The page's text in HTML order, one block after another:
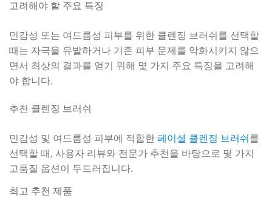
고려해야 할 주요 특징
민감성 또는 여드름성 피부를 위한 클렌징 브러쉬를 선택할
때는 자극을 유발하거나 기존 피부 문제를 악화시키지 않으
면서 최상의 결과를 얻기 위해 몇 가지 주요 특징을 고려해
야 합니다.
추천 클렌징 브러쉬
민감성 및 여드름성 피부에 적합한 페이셜 클렌징 브러쉬 를
선택할 때, 사용자 리뷰와 전문가 추천을 바탕으로 몇 가지
고품질 옵션이 두드러집니다.
최고 추천 제품